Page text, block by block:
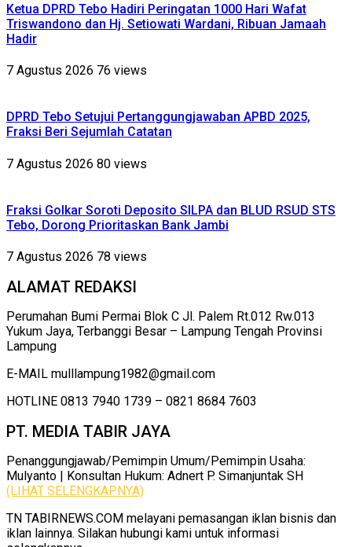
Ketua DPRD Tebo Hadiri Peringatan 1000 Hari Wafat
Triswandono dan Hj. Setiowati Wardani, Ribuan Jamaah
Hadir
7 Agustus 2026 76 views
DPRD Tebo Setujui Pertanggungjawaban APBD 2025,
Fraksi Beri Sejumlah Catatan
7 Agustus 2026 80 views
Fraksi Golkar Soroti Deposito SILPA dan BLUD RSUD STS
Tebo, Dorong Prioritaskan Bank Jambi
7 Agustus 2026 78 views
ALAMAT REDAKSI
Perumahan Bumi Permai Blok C Jl. Palem Rt.012 Rw.013
Yukum Jaya, Terbanggi Besar – Lampung Tengah Provinsi
Lampung
E-MAIL mulllampung1982@gmail.com
HOTLINE 0813 7940 1739 – 0821 8684 7603
PT. MEDIA TABIR JAYA
Penanggungjawab/Pemimpin Umum/Pemimpin Usaha:
Mulyanto | Konsultan Hukum: Adnert P. Simanjuntak SH
(LIHAT SELENGKAPNYA)
TN TABIRNEWS.COM melayani pemasangan iklan bisnis dan
iklan lainnya. Silakan hubungi kami untuk informasi